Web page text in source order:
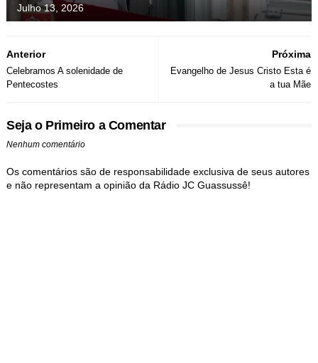
Julho 13, 2026
Próxima
Evangelho de Jesus Cristo Esta é
a tua Mãe
Anterior
Celebramos A solenidade de
Pentecostes
Seja o Primeiro a Comentar
Nenhum comentário
Os comentários são de responsabilidade exclusiva de seus autores
e não representam a opinião da Rádio JC Guassussê!